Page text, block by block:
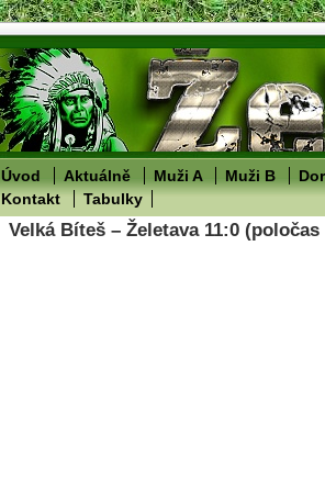
Úvod Aktuálně Muži A Muži B
Kontakt
Tabulky
Velká Bíteš – Želetava 11:0 (poločas